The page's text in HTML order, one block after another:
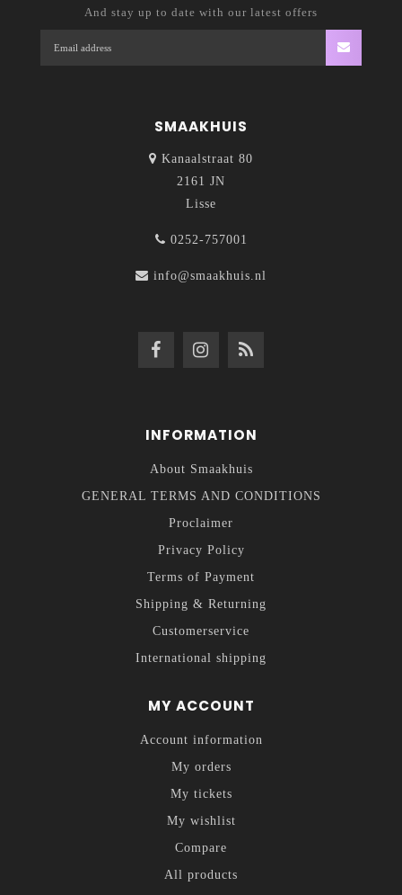
And stay up to date with our latest offers
SMAAKHUIS
Kanaalstraat 80
2161 JN
Lisse
0252-757001
info@smaakhuis.nl
INFORMATION
About Smaakhuis
GENERAL TERMS AND CONDITIONS
Proclaimer
Privacy Policy
Terms of Payment
Shipping & Returning
Customerservice
International shipping
MY ACCOUNT
Account information
My orders
My tickets
My wishlist
Compare
All products